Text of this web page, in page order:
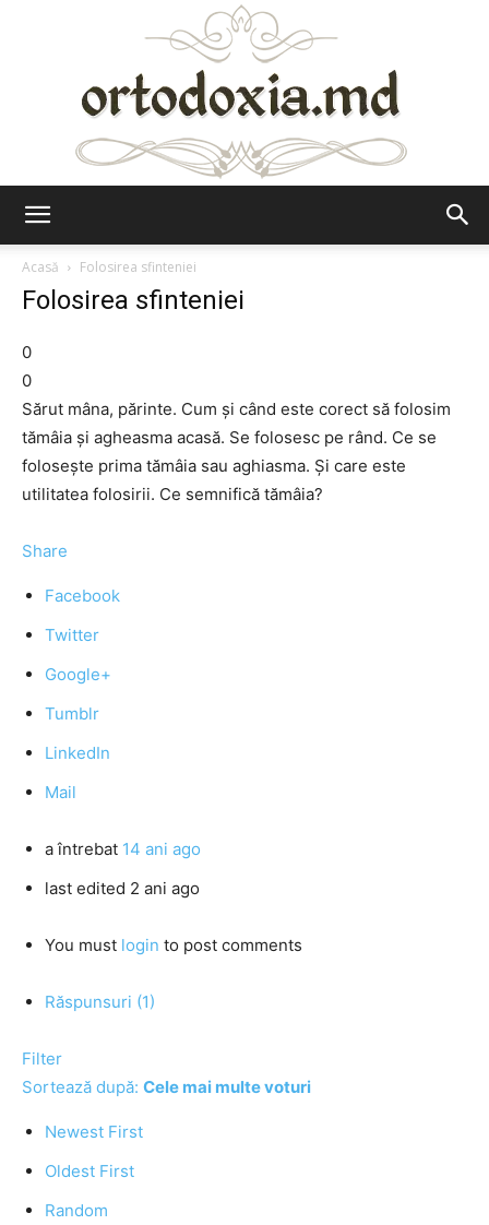
Acasă
Folosirea sfinteniei
Folosirea sfinteniei
0
0
Sărut mâna, părinte. Cum şi când este corect să folosim
tămâia şi agheasma acasă. Se folosesc pe rând. Ce se
foloseşte prima tămâia sau aghiasma. Şi care este
utilitatea folosirii. Ce semnifică tămâia?
Share
Facebook
Twitter
Google+
Tumblr
LinkedIn
Mail
a întrebat 14 ani ago
last edited 2 ani ago
You must login to post comments
Răspunsuri (1)
Filter
Sortează după: Cele mai multe voturi
Newest First
Oldest First
Random